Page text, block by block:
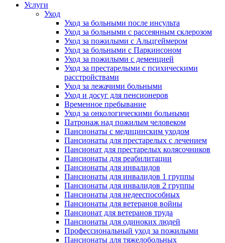
Услуги
Уход
Уход за больными после инсульта
Уход за больными с рассеянным склерозом
Уход за пожилыми с Альцгеймером
Уход за больными с Паркинсоном
Уход за пожилыми с деменцией
Уход за престарелыми с психическими
расстройствами
Уход за лежачими больными
Уход и досуг для пенсионеров
Временное пребывание
Уход за онкологическими больными
Патронаж над пожилым человеком
Пансионаты с медицинским уходом
Пансионаты для престарелых с лечением
Пансионат для престарелых колясочников
Пансионаты для реабилитации
Пансионаты для инвалидов
Пансионаты для инвалидов 1 группы
Пансионаты для инвалидов 2 группы
Пансионаты для недееспособных
Пансионаты для ветеранов войны
Пансионат для ветеранов труда
Пансионаты для одиноких людей
Профессиональный уход за пожилыми
Пансионаты для тяжелобольных